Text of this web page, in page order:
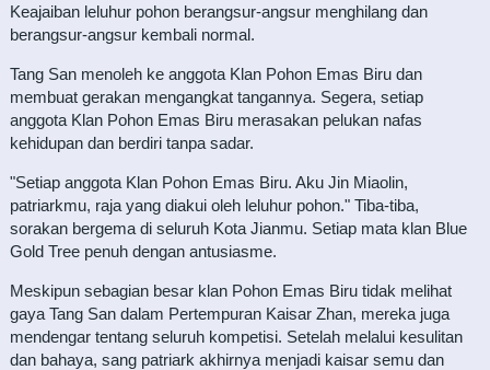
Keajaiban leluhur pohon berangsur-angsur menghilang dan
berangsur-angsur kembali normal.
Tang San menoleh ke anggota Klan Pohon Emas Biru dan
membuat gerakan mengangkat tangannya. Segera, setiap
anggota Klan Pohon Emas Biru merasakan pelukan nafas
kehidupan dan berdiri tanpa sadar.
"Setiap anggota Klan Pohon Emas Biru. Aku Jin Miaolin,
patriarkmu, raja yang diakui oleh leluhur pohon." Tiba-tiba,
sorakan bergema di seluruh Kota Jianmu. Setiap mata klan Blue
Gold Tree penuh dengan antusiasme.
Meskipun sebagian besar klan Pohon Emas Biru tidak melihat
gaya Tang San dalam Pertempuran Kaisar Zhan, mereka juga
mendengar tentang seluruh kompetisi. Setelah melalui kesulitan
dan bahaya, sang patriark akhirnya menjadi kaisar semu dan